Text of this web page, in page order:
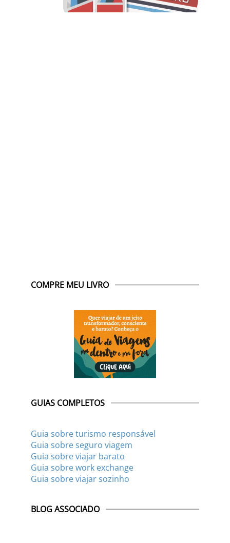
COMPRE MEU LIVRO
GUIAS COMPLETOS
Guia sobre turismo responsável
Guia sobre seguro viagem
Guia sobre viajar barato
Guia sobre work exchange
Guia sobre viajar sozinho
BLOG ASSOCIADO